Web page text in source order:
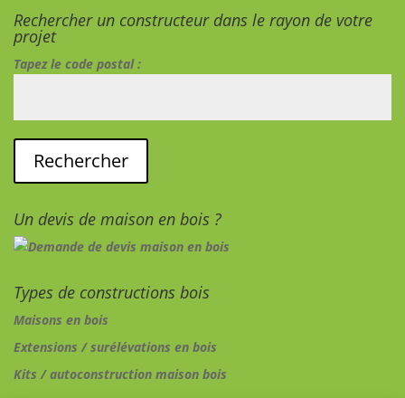
Rechercher un constructeur dans le rayon de votre
projet
Tapez le code postal :
Un devis de maison en bois ?
Types de constructions bois
Maisons en bois
Extensions / surélévations en bois
Kits / autoconstruction maison bois